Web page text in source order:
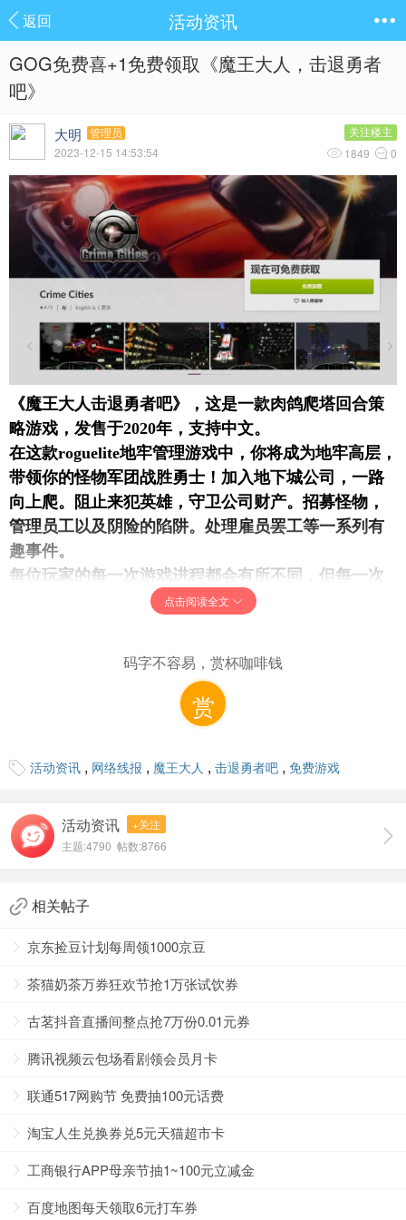
返回 活动资讯
GOG免费喜+1免费领取《魔王大人，击退勇者
吧》
大明 管理员
2023-12-15 14:53:54
关注楼主
1849 0
《魔王大人击退勇者吧》，这是一款肉鸽爬塔回合策
略游戏，发售于2020年，支持中文。
在这款roguelite地牢管理游戏中，你将成为地牢高层，
带领你的怪物军团战胜勇士！加入地下城公司，一路
向上爬。阻止来犯英雄，守卫公司财产。招募怪物，
管理员工以及阴险的陷阱。处理雇员罢工等一系列有
趣事件。
每位玩家的每一次游戏进程都会有所不同，但每一次
的游戏都会为你留下一些积累。我们在此类游戏上的
登录后刷新首页找到游戏横幅添加入库。
https://www.gog.com/zh/game/lege ...
点击阅读全文
码字不容易，赏杯咖啡钱
赏
活动资讯 , 网络线报 , 魔王大人 , 击退勇者吧 , 免费游戏
活动资讯
+关注
主题:4790 帖数:8766
相关帖子
京东捡豆计划每周领1000京豆
茶猫奶茶万券狂欢节抢1万张试饮券
古茗抖音直播间整点抢7万份0.01元券
腾讯视频云包场看剧领会员月卡
联通517网购节 免费抽100元话费
淘宝人生兑换券兑5元天猫超市卡
工商银行APP母亲节抽1~100元立减金
百度地图每天领取6元打车券